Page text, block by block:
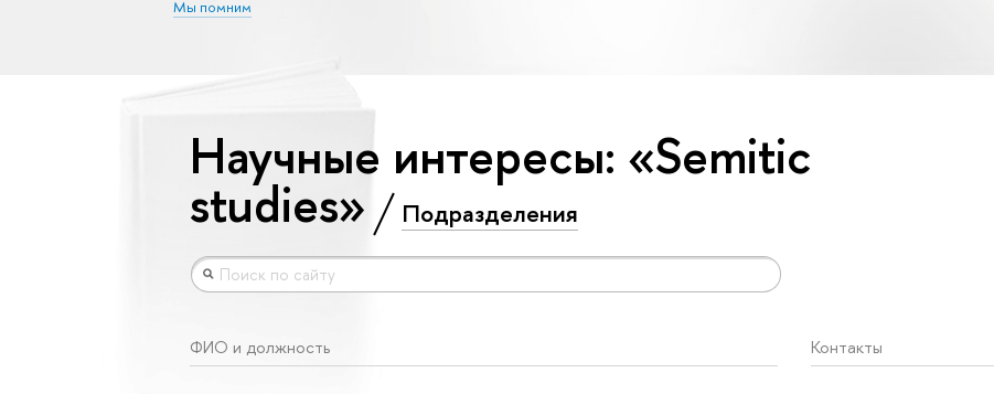
Мы помним
Научные интересы: «Semitic
studies» Подразделения
ФИО и должность Контакты